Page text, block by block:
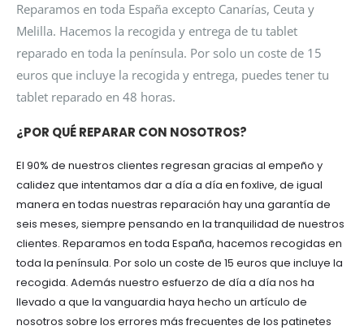
Reparamos en toda España excepto Canarías, Ceuta y
Melilla. Hacemos la recogida y entrega de tu tablet
reparado en toda la península. Por solo un coste de 15
euros que incluye la recogida y entrega, puedes tener tu
tablet reparado en 48 horas.
¿POR QUÉ REPARAR CON NOSOTROS?
El 90% de nuestros clientes regresan gracias al empeño y
calidez que intentamos dar a día a día en foxlive, de igual
manera en todas nuestras reparación hay una garantía de
seis meses, siempre pensando en la tranquilidad de nuestros
clientes. Reparamos en toda España, hacemos recogidas en
toda la península. Por solo un coste de 15 euros que incluye la
recogida. Además nuestro esfuerzo de día a día nos ha
llevado a que la vanguardia haya hecho un artículo de
nosotros sobre los errores más frecuentes de los patinetes